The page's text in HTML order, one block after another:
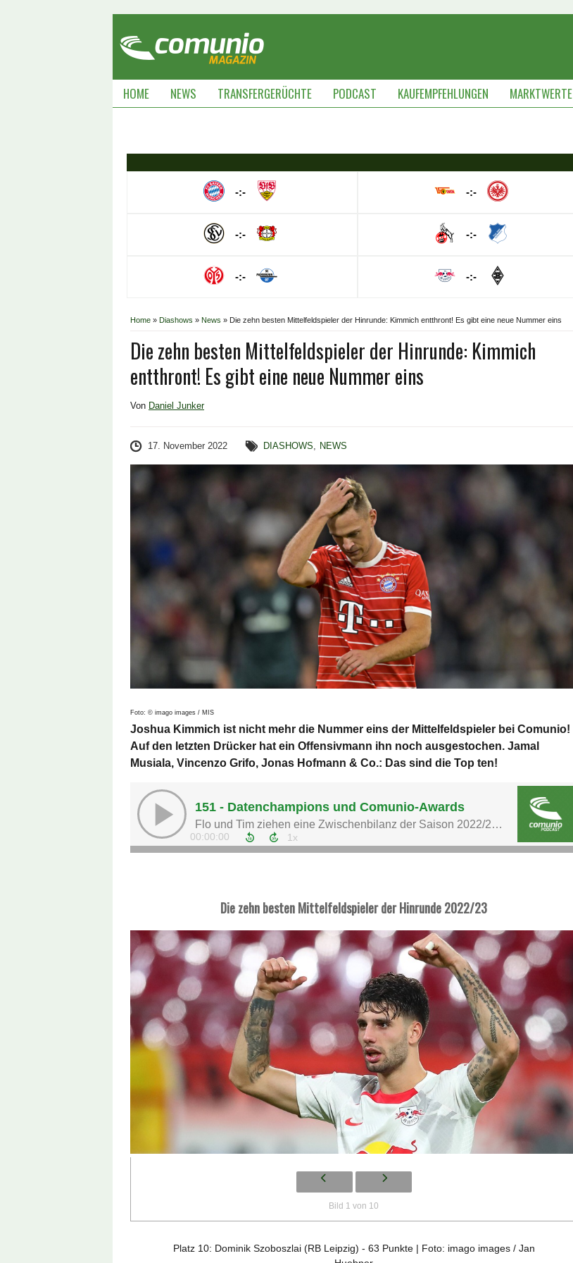
HOME NEWS TRANSFERGERÜCHTE PODCAST KAUFEMPFEHLUNGEN MARKTWERTE
-:-
-:-
-:-
-:-
-:-
-:-
Home » Diashows » News » Die zehn besten Mittelfeldspieler der Hinrunde: Kimmich entthront! Es gibt eine neue Nummer eins
Die zehn besten Mittelfeldspieler der Hinrunde: Kimmich
entthront! Es gibt eine neue Nummer eins
Von Daniel Junker
17. November 2022 DIASHOWS, NEWS
Foto: © imago images / MIS
Joshua Kimmich ist nicht mehr die Nummer eins der Mittelfeldspieler bei Comunio!
Auf den letzten Drücker hat ein Offensivmann ihn noch ausgestochen. Jamal
Musiala, Vincenzo Grifo, Jonas Hofmann & Co.: Das sind die Top ten!
Die zehn besten Mittelfeldspieler der Hinrunde 2022/23
Bild 1 von 10
Platz 10: Dominik Szoboszlai (RB Leipzig) - 63 Punkte | Foto: imago images / Jan